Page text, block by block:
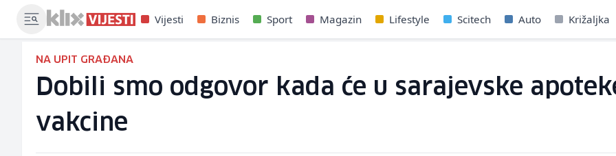
Vijesti Biznis Sport Magazin Lifestyle Scitech Auto Križaljka
NA UPIT GRAĐANA
Dobili smo odgovor kada će u sarajevske
vakcine